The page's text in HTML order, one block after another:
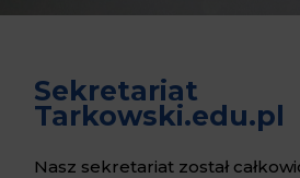
Sekretariat
Tarkowski.edu.pl
Nasz sekretariat został